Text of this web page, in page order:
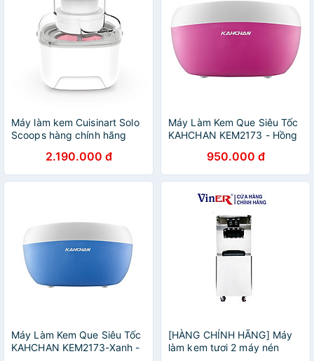
Máy làm kem Cuisinart Solo
Scoops hàng chính hãng
2.190.000 đ
Máy Làm Kem Que Siêu Tốc
KAHCHAN KEM2173 - Hồng
950.000 đ
Máy Làm Kem Que Siêu Tốc
KAHCHAN KEM2173-Xanh -
[HÀNG CHÍNH HÃNG] Máy
làm kem tươi 2 máy nén